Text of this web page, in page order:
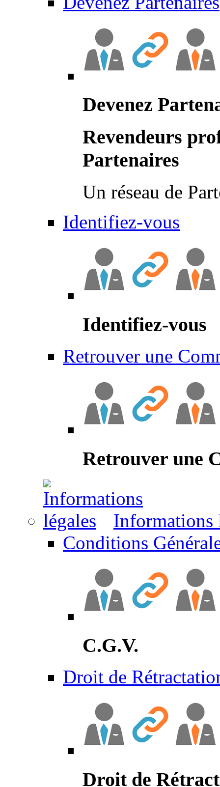
Devenez
Revendeurs
Partenaires
Un réseau de
Identifiez-vous
Identifiez-vous
Retrouver une
Retrouver une
Informations
Conditions
C.G.V.
Droit de
Droit de